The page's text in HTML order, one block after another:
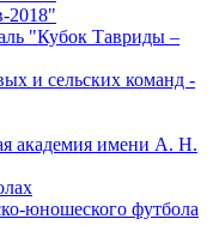
2018"
"Кубок Тавриды –
и сельских команд -
академия имени А. Н.
юношеского футбола